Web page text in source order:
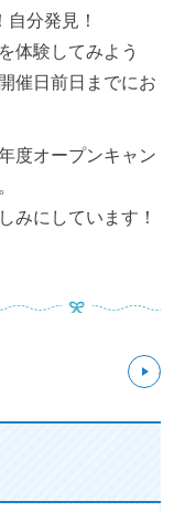
分発見！
体験してみよう
催日前日までにお
度オープンキャン
みにしています！
次